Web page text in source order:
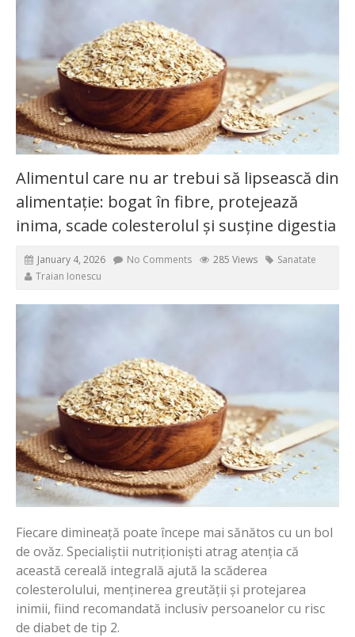
Alimentul care nu ar trebui să lipsească din
alimentație: bogat în fibre, protejează
inima, scade colesterolul și susține digestia
January 4, 2026 No Comments 285 Views
Sanatate
Traian Ionescu
Fiecare dimineață poate începe mai sănătos cu un bol
de ovăz. Specialiștii nutriționiști atrag atenția că
această cereală integrală ajută la scăderea
colesterolului, menținerea greutății și protejarea
inimii, fiind recomandată inclusiv persoanelor cu risc
de diabet de tip 2.